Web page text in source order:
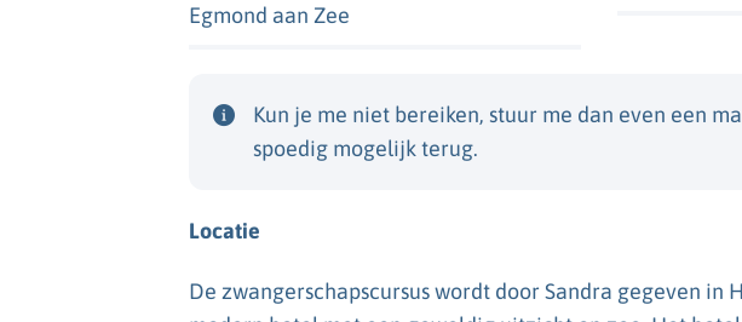
Egmond aan Zee
Kun je me niet bereiken, stuur me dan even een
spoedig mogelijk terug.
Locatie
De zwangerschapscursus wordt door Sandra gegeven in